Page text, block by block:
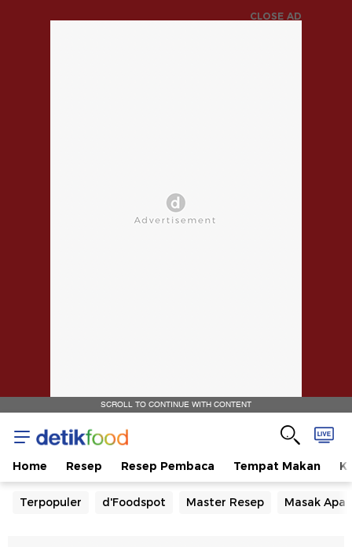
CLOSE AD
SCROLL TO CONTINUE WITH CONTENT
Home Resep Resep Pembaca Tempat Makan
Terpopuler d'Foodspot Master Resep Masak Apa